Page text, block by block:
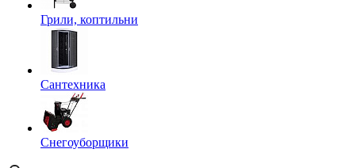
Грили, коптильни
Сантехника
Снегоуборщики